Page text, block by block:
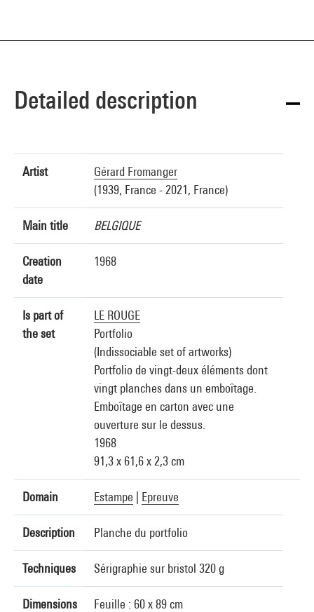
Detailed description
Artist
Gérard Fromanger
(1939, France - 2021, France)
Main title BELGIQUE
Creation
date
1968
Is part of
the set
LE ROUGE
Portfolio
(Indissociable set of artworks)
Portfolio de vingt-deux éléments dont
vingt planches dans un emboîtage.
Emboîtage en carton avec une
ouverture sur le dessus.
1968
91,3 x 61,6 x 2,3 cm
Domain Estampe Epreuve
Description Planche du portfolio
Techniques Sérigraphie sur bristol 320 g
Dimensions Feuille : 60 x 89 cm